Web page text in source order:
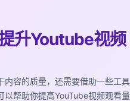
升Youtube视频
内容的质量，还需要借助一些工具
帮助你提高YouTube视频观看量